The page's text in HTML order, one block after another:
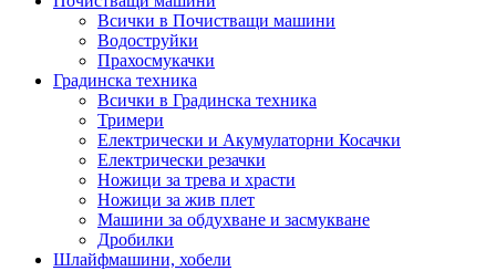
Всички в Почистващи машини
Водоструйки
Прахосмукачки
Градинска техника
Всички в Градинска техника
Тримери
Електрически и Акумулаторни Косачки
Електрически резачки
Ножици за трева и храсти
Ножици за жив плет
Машини за обдухване и засмукване
Дробилки
Шлайфмашини, хобели